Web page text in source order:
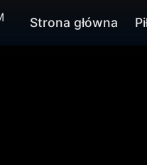
Strona główna